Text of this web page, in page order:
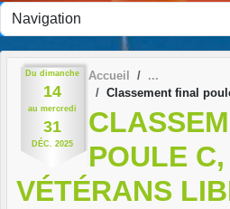
Du dimanche
14
au mercredi
31
DÉC. 2025
Accueil
Classement final
POULE C,
VÉTÉRANS